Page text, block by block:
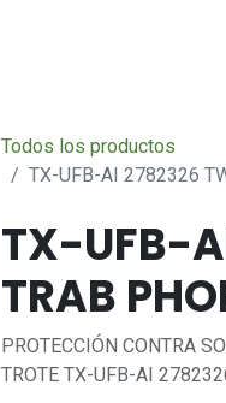
Todos los productos
TX-UFB-AI 2782326
TX-UFB-
TRAB
PROTECCIÓN CONTRA
TROTE TX-UFB-AI